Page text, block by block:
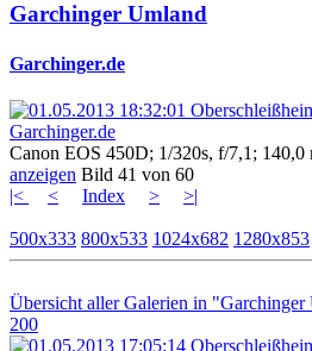
Garchinger Umland
Garchinger.de
Canon EOS 450D; 1/320s, f/7,1;
anzeigen Bild 41 von 60
|<
< Index > >|
500x333 800x533 1024x682 1280x853
Übersicht aller Galerien in "Garchinger
200